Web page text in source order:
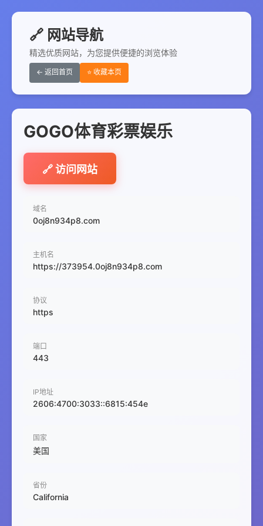
🔗 网站导航
精选优质网站，为您提供便捷的浏览体验
← 返回首页 ⭐ 收藏本页
GOGO体育彩票娱乐
🔗 访问网站
域名
0oj8n934p8.com
主机名
https://373954.0oj8n934p8.com
协议
https
端口
443
IP地址
2606:4700:3033::6815:454e
国家
美国
省份
California